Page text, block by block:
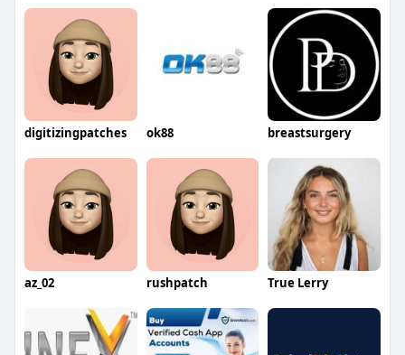
digitizingpatches ok88 breastsurgery
az_02 rushpatch True Lerry